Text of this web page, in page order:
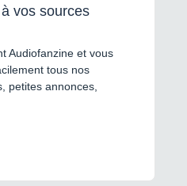
vos sources
Audiofanzine et vous
tous nos
petites annonces,